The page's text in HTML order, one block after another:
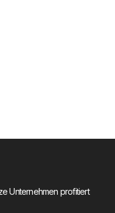
Unternehmen profitiert